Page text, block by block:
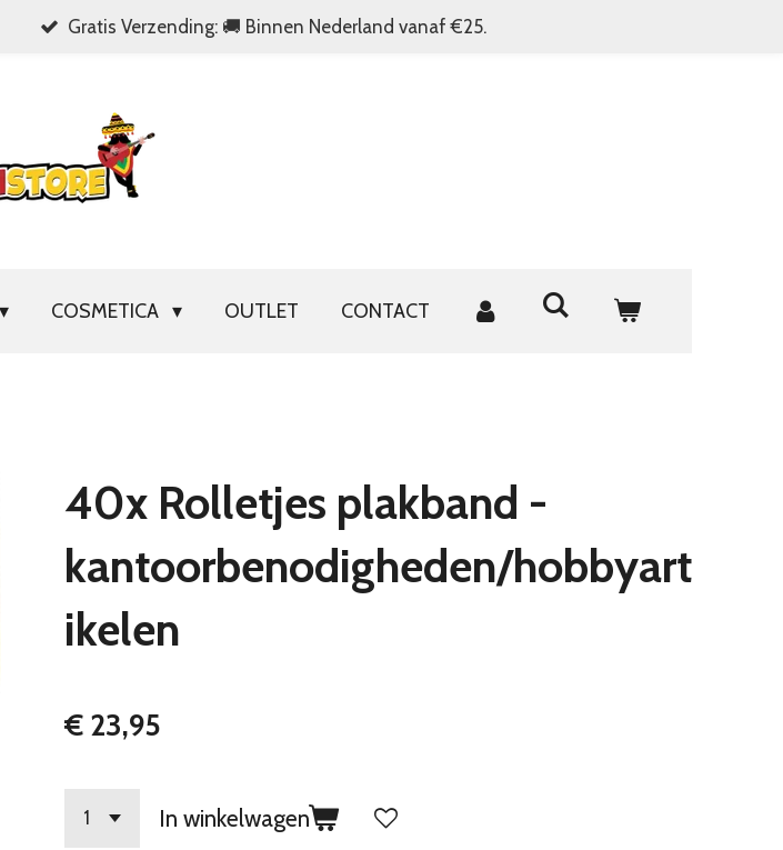
Gratis Verzending: 🚚 Binnen Nederland vanaf €25.
COSMETICA OUTLET CONTACT
40x Rolletjes plakband -
kantoorbenodigheden/hobbyart
ikelen
€ 23,95
In winkelwagen